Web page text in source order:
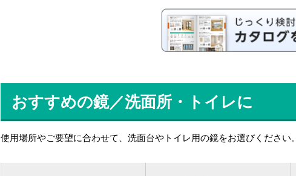
おすすめの鏡／洗面所・トイレに
使用場所やご要望に合わせて、洗面台やトイレ用の鏡をお選びください。